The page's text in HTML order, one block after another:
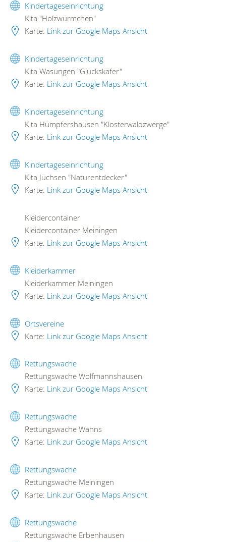
Kindertageseinrichtung
Kita "Holzwürmchen"
Karte: Link zur Google Maps Ansicht
Kindertageseinrichtung
Kita Wasungen "Glückskäfer"
Karte: Link zur Google Maps Ansicht
Kindertageseinrichtung
Kita Hümpfershausen "Klosterwaldzwerge"
Karte: Link zur Google Maps Ansicht
Kindertageseinrichtung
Kita Jüchsen "Naturentdecker"
Karte: Link zur Google Maps Ansicht
Kleidercontainer
Kleidercontainer Meiningen
Karte: Link zur Google Maps Ansicht
Kleiderkammer
Kleiderkammer Meiningen
Karte: Link zur Google Maps Ansicht
Ortsvereine
Karte: Link zur Google Maps Ansicht
Rettungswache
Rettungswache Wolfmannshausen
Karte: Link zur Google Maps Ansicht
Rettungswache
Rettungswache Wahns
Karte: Link zur Google Maps Ansicht
Rettungswache
Rettungswache Meiningen
Karte: Link zur Google Maps Ansicht
Rettungswache
Rettungswache Erbenhausen